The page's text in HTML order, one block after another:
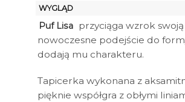
WYGLĄD
Puf Lisa przyciąga wzrok
nowoczesne podejście do
dodają mu charakteru.
Tapicerka wykonana z
pięknie współgra z obłymi